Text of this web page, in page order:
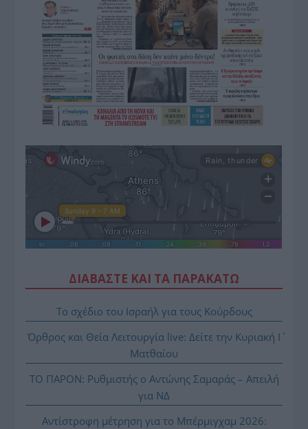
ΔΙΑΒΑΣΤΕ ΚΑΙ ΤΑ ΠΑΡΑΚΑΤΩ
Το σχέδιο του Ισραήλ για τους Κούρδους
Όρθρος και Θεία Λειτουργία live: Δείτε την Κυριακή Ι΄
Ματθαίου
ΤΟ ΠΑΡΟΝ: Ρυθμιστής ο Αντώνης Σαμαράς – Απειλή
για ΝΔ
Αντίστροφη μέτρηση για το Μπέρμιγχαμ 2026: